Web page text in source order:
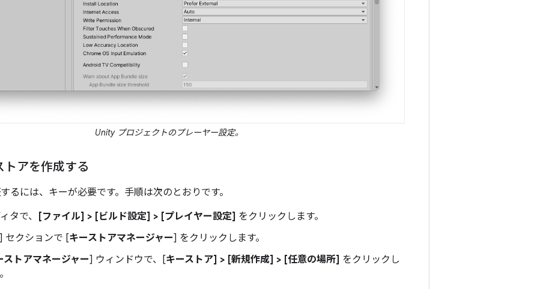
Unity プロジェクトのプレーヤー設定。
トアを作成する
るには、キーが必要です。手順は次のとおりです。
タで、
[ファイル] > [ビルド設定] > [プレイヤー設定] をクリックします。
] セクションで [キーストアマネージャー] をクリックします。
ストアマネージャー] ウィンドウで、[キーストア] > [新規作成] > [任意の場所] をクリックし